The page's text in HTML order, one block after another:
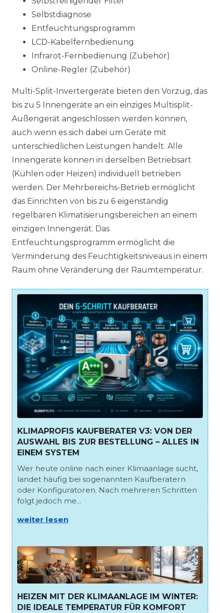
Selbstdiagnose
Entfeuchtungsprogramm
LCD-Kabelfernbedienung
Infrarot-Fernbedienung (Zubehör)
Online-Regler (Zubehör)
Multi-Split-Invertergeräte bieten den Vorzug, das
bis zu 5 Innengeräte an ein einziges Multisplit-
Außengerät angeschlossen werden können,
auch wenn es sich dabei um Geräte mit
unterschiedlichen Leistungen handelt. Alle
Innengeräte können in derselben Betriebsart
(Kühlen oder Heizen) individuell betrieben
werden. Der Mehrbereichs-Betrieb ermöglicht
das Einrichten von bis zu 6 eigenständig
regelbaren Klimatisierungsbereichen an einem
einzigen Innengerät. Das
Entfeuchtungsprogramm ermöglicht die
Verminderung des Feuchtigkeitsniveaus in einem
Raum ohne Veränderung der Raumtemperatur.
KLIMAPROFIS KAUFBERATER V3: VON DER
AUSWAHL BIS ZUR BESTELLUNG – ALLES IN
EINEM SYSTEM
Wer heute online nach einer Klimaanlage sucht,
landet häufig bei sogenannten Kaufberatern
oder Konfiguratoren. Nach mehreren Schritten
folgt jedoch me...
weiter lesen
HEIZEN MIT DER KLIMAANLAGE IM WINTER:
DIE IDEALE TEMPERATUR FÜR KOMFORT